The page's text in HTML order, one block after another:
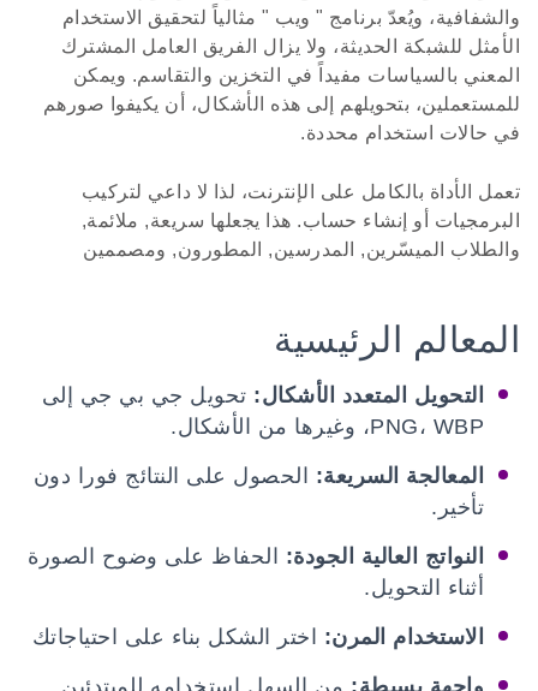
والشفافية، ويُعدّ برنامج " ويب " مثالياً لتحقيق الاستخدام
الأمثل للشبكة الحديثة، ولا يزال الفريق العامل المشترك
المعني بالسياسات مفيداً في التخزين والتقاسم. ويمكن
للمستعملين، بتحويلهم إلى هذه الأشكال، أن يكيفوا صورهم
في حالات استخدام محددة.
تعمل الأداة بالكامل على الإنترنت، لذا لا داعي لتركيب
البرمجيات أو إنشاء حساب. هذا يجعلها سريعة, ملائمة,
والطلاب الميسّرين, المدرسين, المطورون, ومصممين
المعالم الرئيسية
التحويل المتعدد الأشكال: تحويل جي بي جي إلى
PNG، WBP، وغيرها من الأشكال.
المعالجة السريعة: الحصول على النتائج فورا دون
تأخير.
النواتج العالية الجودة: الحفاظ على وضوح الصورة
أثناء التحويل.
الاستخدام المرن: اختر الشكل بناء على احتياجاتك
واجهة بسيطة: من السهل استخدامه للمبتدئين